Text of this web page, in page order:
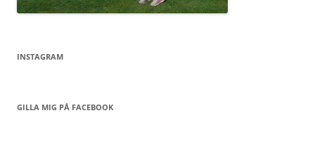
INSTAGRAM
GILLA MIG PÅ FACEBOOK